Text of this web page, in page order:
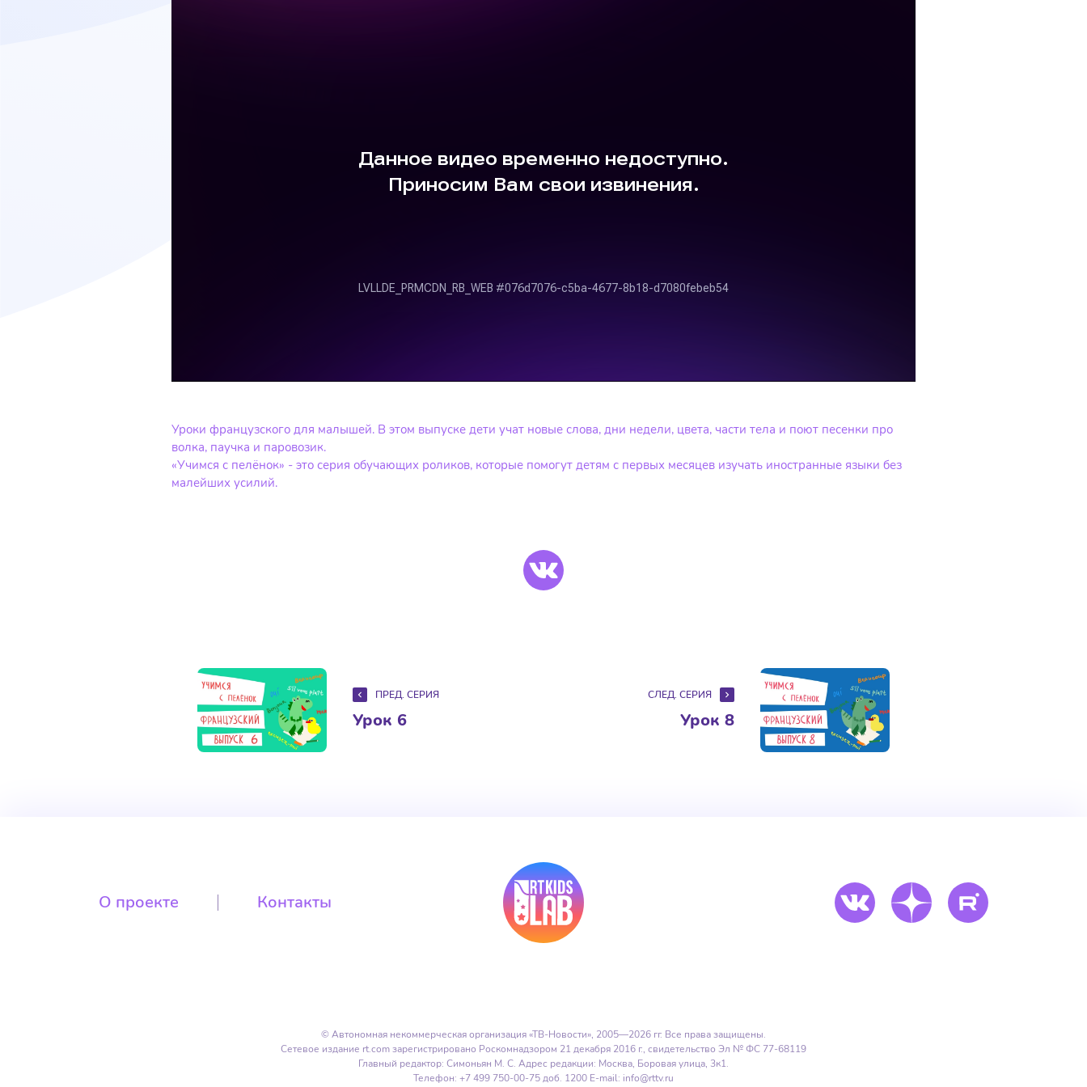
Уроки французского для малышей. В этом выпуске дети учат новые слова, дни недели, цвета, части тела и поют песенки про
волка, паучка и паровозик.
«Учимся с пелёнок» - это серия обучающих роликов, которые помогут детям с первых месяцев изучать иностранные языки без
малейших усилий.
ПРЕД. СЕРИЯ
Урок 6
СЛЕД. СЕРИЯ
Урок 8
О проекте Контакты
© Автономная некоммерческая организация «ТВ-Новости», 2005—2026 гг. Все права защищены.
Сетевое издание rt.com зарегистрировано Роскомнадзором 21 декабря 2016 г., свидетельство Эл № ФС 77-68119
Главный редактор: Симоньян М. С. Адрес редакции: Москва, Боровая улица, 3к1.
Телефон: +7 499 750-00-75 доб. 1200 E-mail: info@rttv.ru
Данный сайт использует файлы